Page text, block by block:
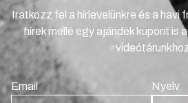
Iratkozz fel a hírlevelünkre és a havi
hírek mellé egy ajándék kupont is
Email Nyelv